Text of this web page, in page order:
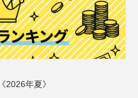
2026年夏》